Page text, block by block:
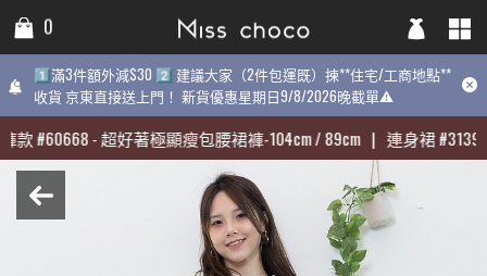
0
1️⃣滿3件額外減$30 2️⃣ 建議大家（2件包運既）揀**住宅/工商地點**
收貨 京東直接送上門！ 新貨優惠星期日9/8/2026晚截單⚠️
款#60668-超好著極顯瘦包腰裙褲-104cm / 89cm | 連身裙#31398
0
1️⃣滿3件額外減$30 2️⃣ 建議大家（2件包運既）揀**住宅/工商地點**
收貨 京東直接送上門！ 新貨優惠星期日9/8/2026晚截單⚠️
款#60668-超好著極顯瘦包腰裙褲-104cm / 89cm | 連身裙#31398
1️⃣滿3件額外減$30 2️⃣ 建議大家（2件包運既）揀**住宅/工商地點**
9/8/2026晚截單⚠️
期最熱賣: 褲款#60668-超好著極顯瘦包腰裙褲-104cm / 89cm |